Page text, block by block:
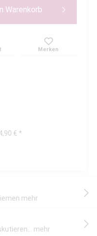
Warenkorb
Merken
€ *
mehr
mehr